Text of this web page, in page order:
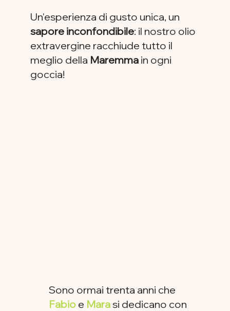
Sono ormai trenta anni che
Fabio e Marasi dedicano con
Un'esperienza di gusto unica, un
sapore inconfondibile: il nostro olio
extravergine racchiude tutto il
meglio della Maremma in ogni
goccia!